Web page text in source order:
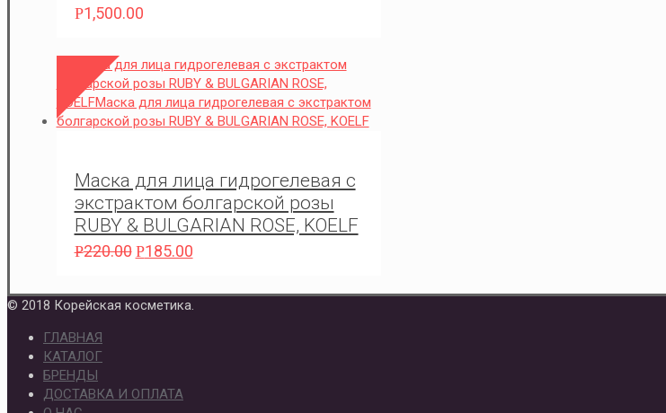
Р1,500.00
Маска для лица гидрогелевая с
экстрактом болгарской розы
RUBY & BULGARIAN ROSE, KOELF
Р220.00 Р185.00
© 2018 Корейская косметика.
ГЛАВНАЯ
КАТАЛОГ
БРЕНДЫ
ДОСТАВКА И ОПЛАТА